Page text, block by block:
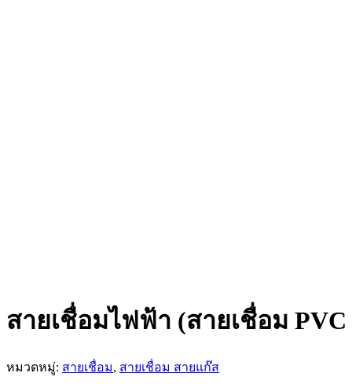
สายเชื่อมไฟฟ้า (สายเชื่อม
หมวดหมู่: สายเชื่อม, สายเชื่อม สายแก๊ส